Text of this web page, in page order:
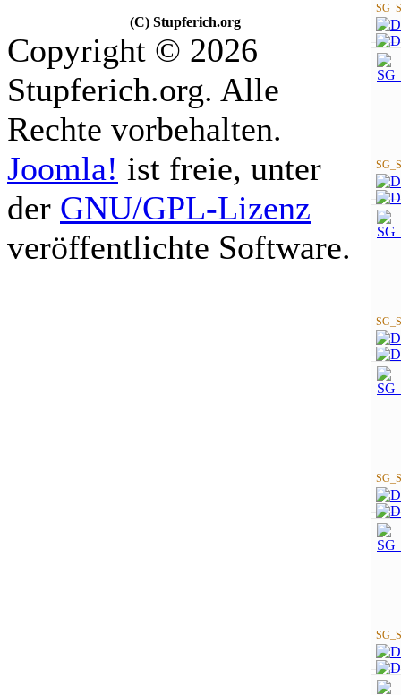
(C) Stupferich.org
Copyright © 2026
Stupferich.org. Alle
Rechte vorbehalten.
Joomla! ist freie, unter
der GNU/GPL-Lizenz
veröffentlichte Software.